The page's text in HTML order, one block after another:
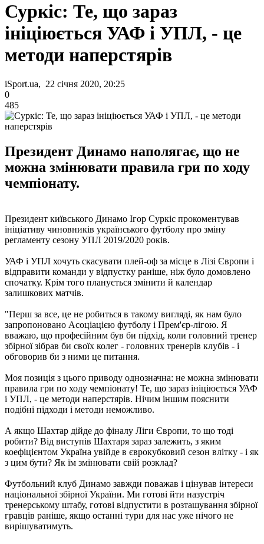
Суркіс: Те, що зараз
ініціюється УАФ і УПЛ, - це
методи наперстярів
iSport.ua, 22 січня 2020, 20:25
0
485
Президент Динамо наполягає, що не
можна змінювати правила гри по ходу
чемпіонату.
Президент київського Динамо Ігор Суркіс прокоментував
ініціативу чиновників українського футболу про зміну
регламенту сезону УПЛ 2019/2020 років.
УАФ і УПЛ хочуть скасувати плей-оф за місце в Лізі Європи і
відправити команди у відпустку раніше, ніж було домовлено
спочатку. Крім того планується змінити й календар
залишкових матчів.
"Перш за все, це не робиться в такому вигляді, як нам було
запропоновано Асоціацією футболу і Прем'єр-лігою. Я
вважаю, що професійним був би підхід, коли головний тренер
збірної зібрав би своїх колег - головних тренерів клубів - і
обговорив би з ними це питання.
Моя позиція з цього приводу однозначна: не можна змінювати
правила гри по ходу чемпіонату! Те, що зараз ініціюється УАФ
і УПЛ, - це методи наперстярів. Нічим іншим пояснити
подібні підходи і методи неможливо.
А якщо Шахтар дійде до фіналу Ліги Європи, то що тоді
робити? Від виступів Шахтаря зараз залежить, з яким
коефіцієнтом Україна увійде в єврокубковий сезон влітку - і як
з цим бути? Як їм змінювати свій розклад?
Футбольний клуб Динамо завжди поважав і цінував інтереси
національної збірної України. Ми готові йти назустріч
тренерському штабу, готові відпустити в розташування збірної
гравців раніше, якщо останні тури для нас уже нічого не
вирішуватимуть.